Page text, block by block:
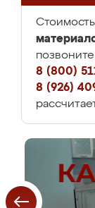
8 (800)
8 (926)